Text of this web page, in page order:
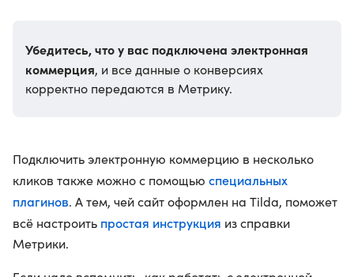
Убедитесь, что у вас подключена электронная
коммерция, и все данные о конверсиях
корректно передаются в Метрику.
Подключить электронную коммерцию в несколько
кликов также можно с помощью специальных
плагинов. А тем, чей сайт оформлен на Tilda, поможет
всё настроить простая инструкция из справки
Метрики.